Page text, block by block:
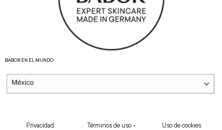
BABOR EN EL MUNDO
Privacidad
Términos de uso -
Uso de cookies